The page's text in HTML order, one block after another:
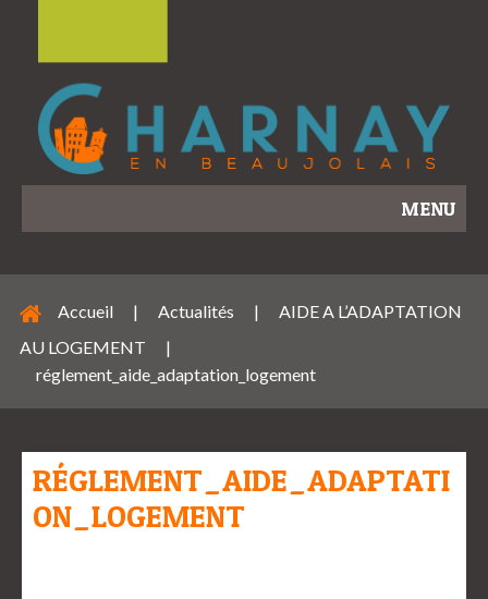
MENU
Accueil | Actualités |
AIDE A L’ADAPTATION
AU LOGEMENT
|
réglement_aide_adaptation_logement
RÉGLEMENT_AIDE_ADAPTATI
ON_LOGEMENT